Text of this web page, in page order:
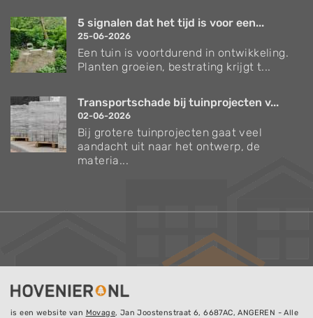
5 signalen dat het tijd is voor een...
25-06-2026
Een tuin is voortdurend in ontwikkeling.
Planten groeien, bestrating krijgt t...
Transportschade bij tuinprojecten v...
02-06-2026
Bij grotere tuinprojecten gaat veel
aandacht uit naar het ontwerp, de
materia...
is een website van Movage, Jan Joostenstraat 6, 6687AC, ANGEREN - Alle